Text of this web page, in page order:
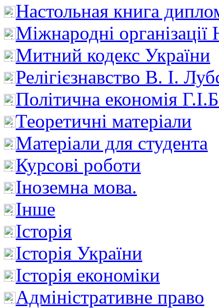
Настольная книга
Міжнародні
Митний кодекс України
Релігієзнавство В. І.
Політична економія
Теоретичні матеріали
Матеріали для студента
Курсові роботи
Іноземна мова.
Інше
Історія
Історія України
Історія економіки
Адміністративне право